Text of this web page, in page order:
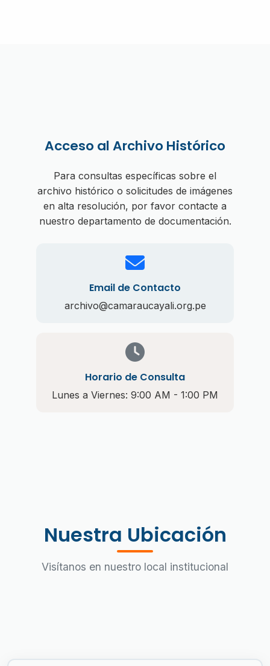
Acceso al Archivo Histórico
Para consultas específicas sobre el
archivo histórico o solicitudes de imágenes
en alta resolución, por favor contacte a
nuestro departamento de documentación.
Email de Contacto
archivo@camaraucayali.org.pe
Horario de Consulta
Lunes a Viernes: 9:00 AM - 1:00 PM
Nuestra Ubicación
Visítanos en nuestro local institucional